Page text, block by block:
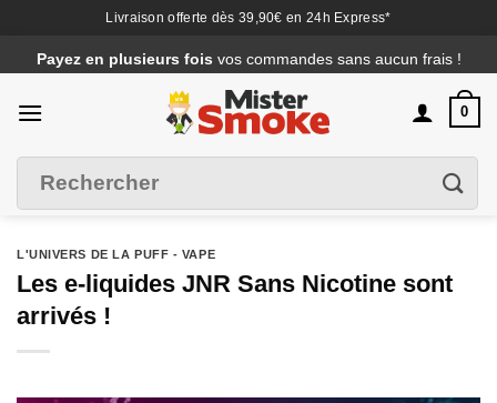
Livraison offerte dès 39,90€ en 24h Express*
au
contenu
Payez en plusieurs fois vos commandes sans aucun frais !
0
pour :
L'UNIVERS DE LA PUFF - VAPE
Les e-liquides JNR Sans Nicotine sont
arrivés !